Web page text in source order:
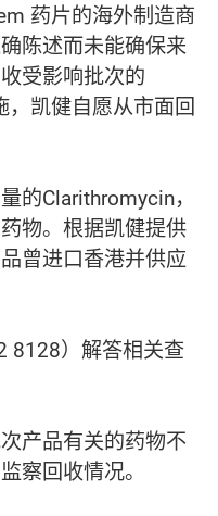
药片的海外制造商
陈述而未能确保来
受影响批次的
，凯健自愿从市面回
的Clarithromycin，
物。根据凯健提供
曾进口香港并供应
8128）解答相关查
产品有关的药物不
察回收情况。